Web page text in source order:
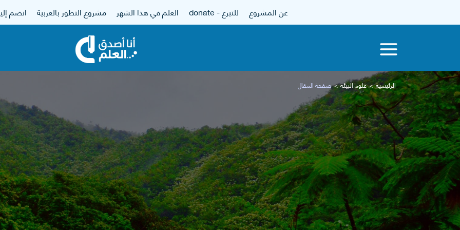
عن المشروع للتبرع - donate العلم في هذا الشهر مشروع التطور بالعربية انضم
الرئيسية علوم البيئة صفحة المقال